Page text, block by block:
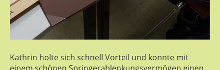
Kathrin holte sich schnell Vorteil und konnte mit